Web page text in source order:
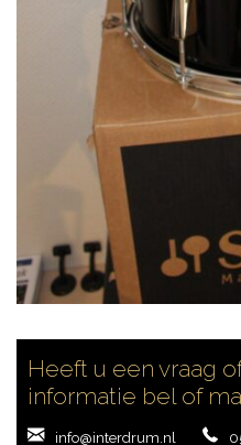
Heeft u een vraag
informatie bel of
info@interdrum.nl